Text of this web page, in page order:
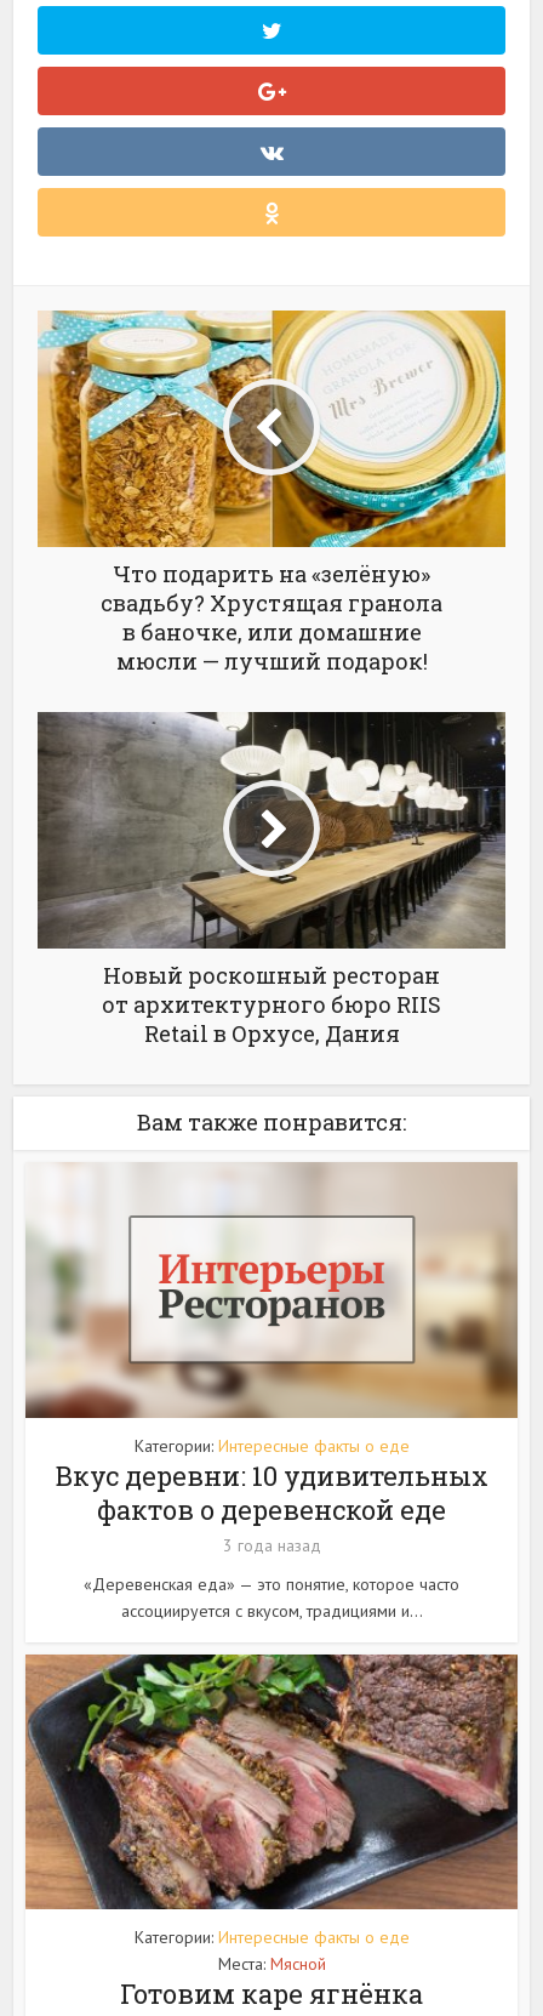
Что подарить на «зелёную»
свадьбу? Хрустящая гранола
в баночке, или домашние
мюсли — лучший подарок!
Новый роскошный ресторан
от архитектурного бюро RIIS
Retail в Орхусе, Дания
Вам также понравится:
Категории: Интересные факты о еде
Вкус деревни: 10 удивительных
фактов о деревенской еде
3 года назад
«Деревенская еда» — это понятие, которое часто
ассоциируется с вкусом, традициями и...
Категории: Интересные факты о еде
Места: Мясной
Готовим каре ягнёнка